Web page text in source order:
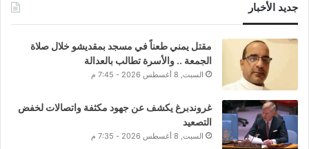
جديد الأخبار
مقتل يمني طعناً في مسجد بمقديشو خلال صلاة
الجمعة .. والأسرة تطالب بالعدالة
السبت, 8 أغسطس 2026 - 7:45 م
غروندبرغ يكشف عن جهود مكثفة واتصالات لخفض
التصعيد
السبت, 8 أغسطس 2026 - 7:35 م